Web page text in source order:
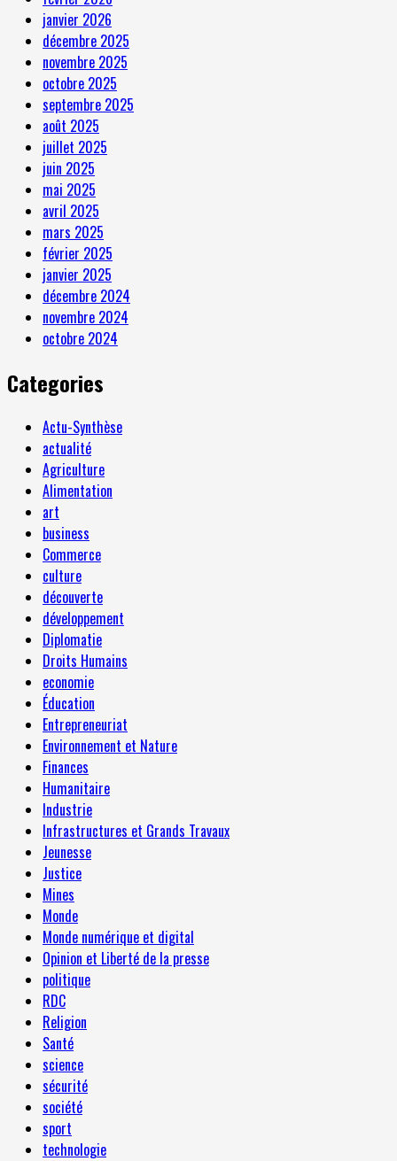
janvier 2026
décembre 2025
novembre 2025
octobre 2025
septembre 2025
août 2025
juillet 2025
juin 2025
mai 2025
avril 2025
mars 2025
février 2025
janvier 2025
décembre 2024
novembre 2024
octobre 2024
Categories
Actu-Synthèse
actualité
Agriculture
Alimentation
art
business
Commerce
culture
découverte
développement
Diplomatie
Droits Humains
economie
Éducation
Entrepreneuriat
Environnement et Nature
Finances
Humanitaire
Industrie
Infrastructures et Grands Travaux
Jeunesse
Justice
Mines
Monde
Monde numérique et digital
Opinion et Liberté de la presse
politique
RDC
Religion
Santé
science
sécurité
société
sport
technologie